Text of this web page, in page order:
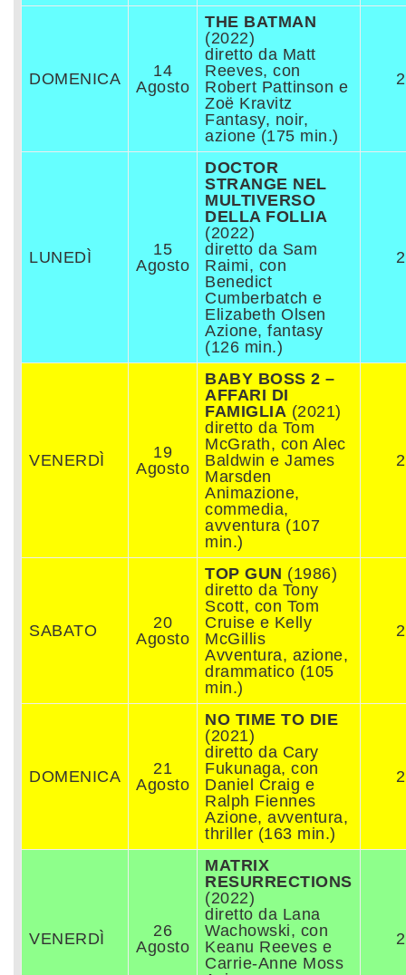
DOMENICA
14
Agosto
THE BATMAN
(2022)
diretto da Matt
Reeves, con
Robert Pattinson e
Zoë Kravitz
Fantasy, noir,
azione (175 min.)
LUNEDÌ
15
Agosto
DOCTOR
STRANGE NEL
MULTIVERSO
DELLA FOLLIA
(2022)
diretto da Sam
Raimi, con
Benedict
Cumberbatch e
Elizabeth Olsen
Azione, fantasy
(126 min.)
VENERDÌ
19
Agosto
BABY BOSS 2 –
AFFARI DI
FAMIGLIA (2021)
diretto da Tom
McGrath, con Alec
Baldwin e James
Marsden
Animazione,
commedia,
avventura (107
min.)
SABATO
20
Agosto
TOP GUN (1986)
diretto da Tony
Scott, con Tom
Cruise e Kelly
McGillis
Avventura, azione,
drammatico (105
min.)
DOMENICA
21
Agosto
NO TIME TO DIE
(2021)
diretto da Cary
Fukunaga, con
Daniel Craig e
Ralph Fiennes
Azione, avventura,
thriller (163 min.)
VENERDÌ
26
Agosto
MATRIX
RESURRECTIONS
(2022)
diretto da Lana
Wachowski, con
Keanu Reeves e
Carrie-Anne Moss